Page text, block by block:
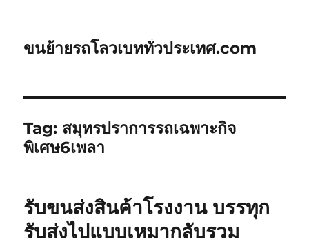
ขนย้ายรถโลวเบททั่วประเทศ.com
Tag: สมุทรปราการรถเฉพาะกิจ
พิเศษ6เพลา
รับขนส่งสินค้าโรงงาน บรรทุก
รับส่งไปแบบเหมากลับรวม